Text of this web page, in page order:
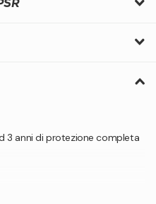
3 anni di protezione completa